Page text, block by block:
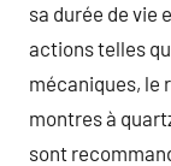
sa durée de vie
actions telles
mécaniques, le
montres à
sont